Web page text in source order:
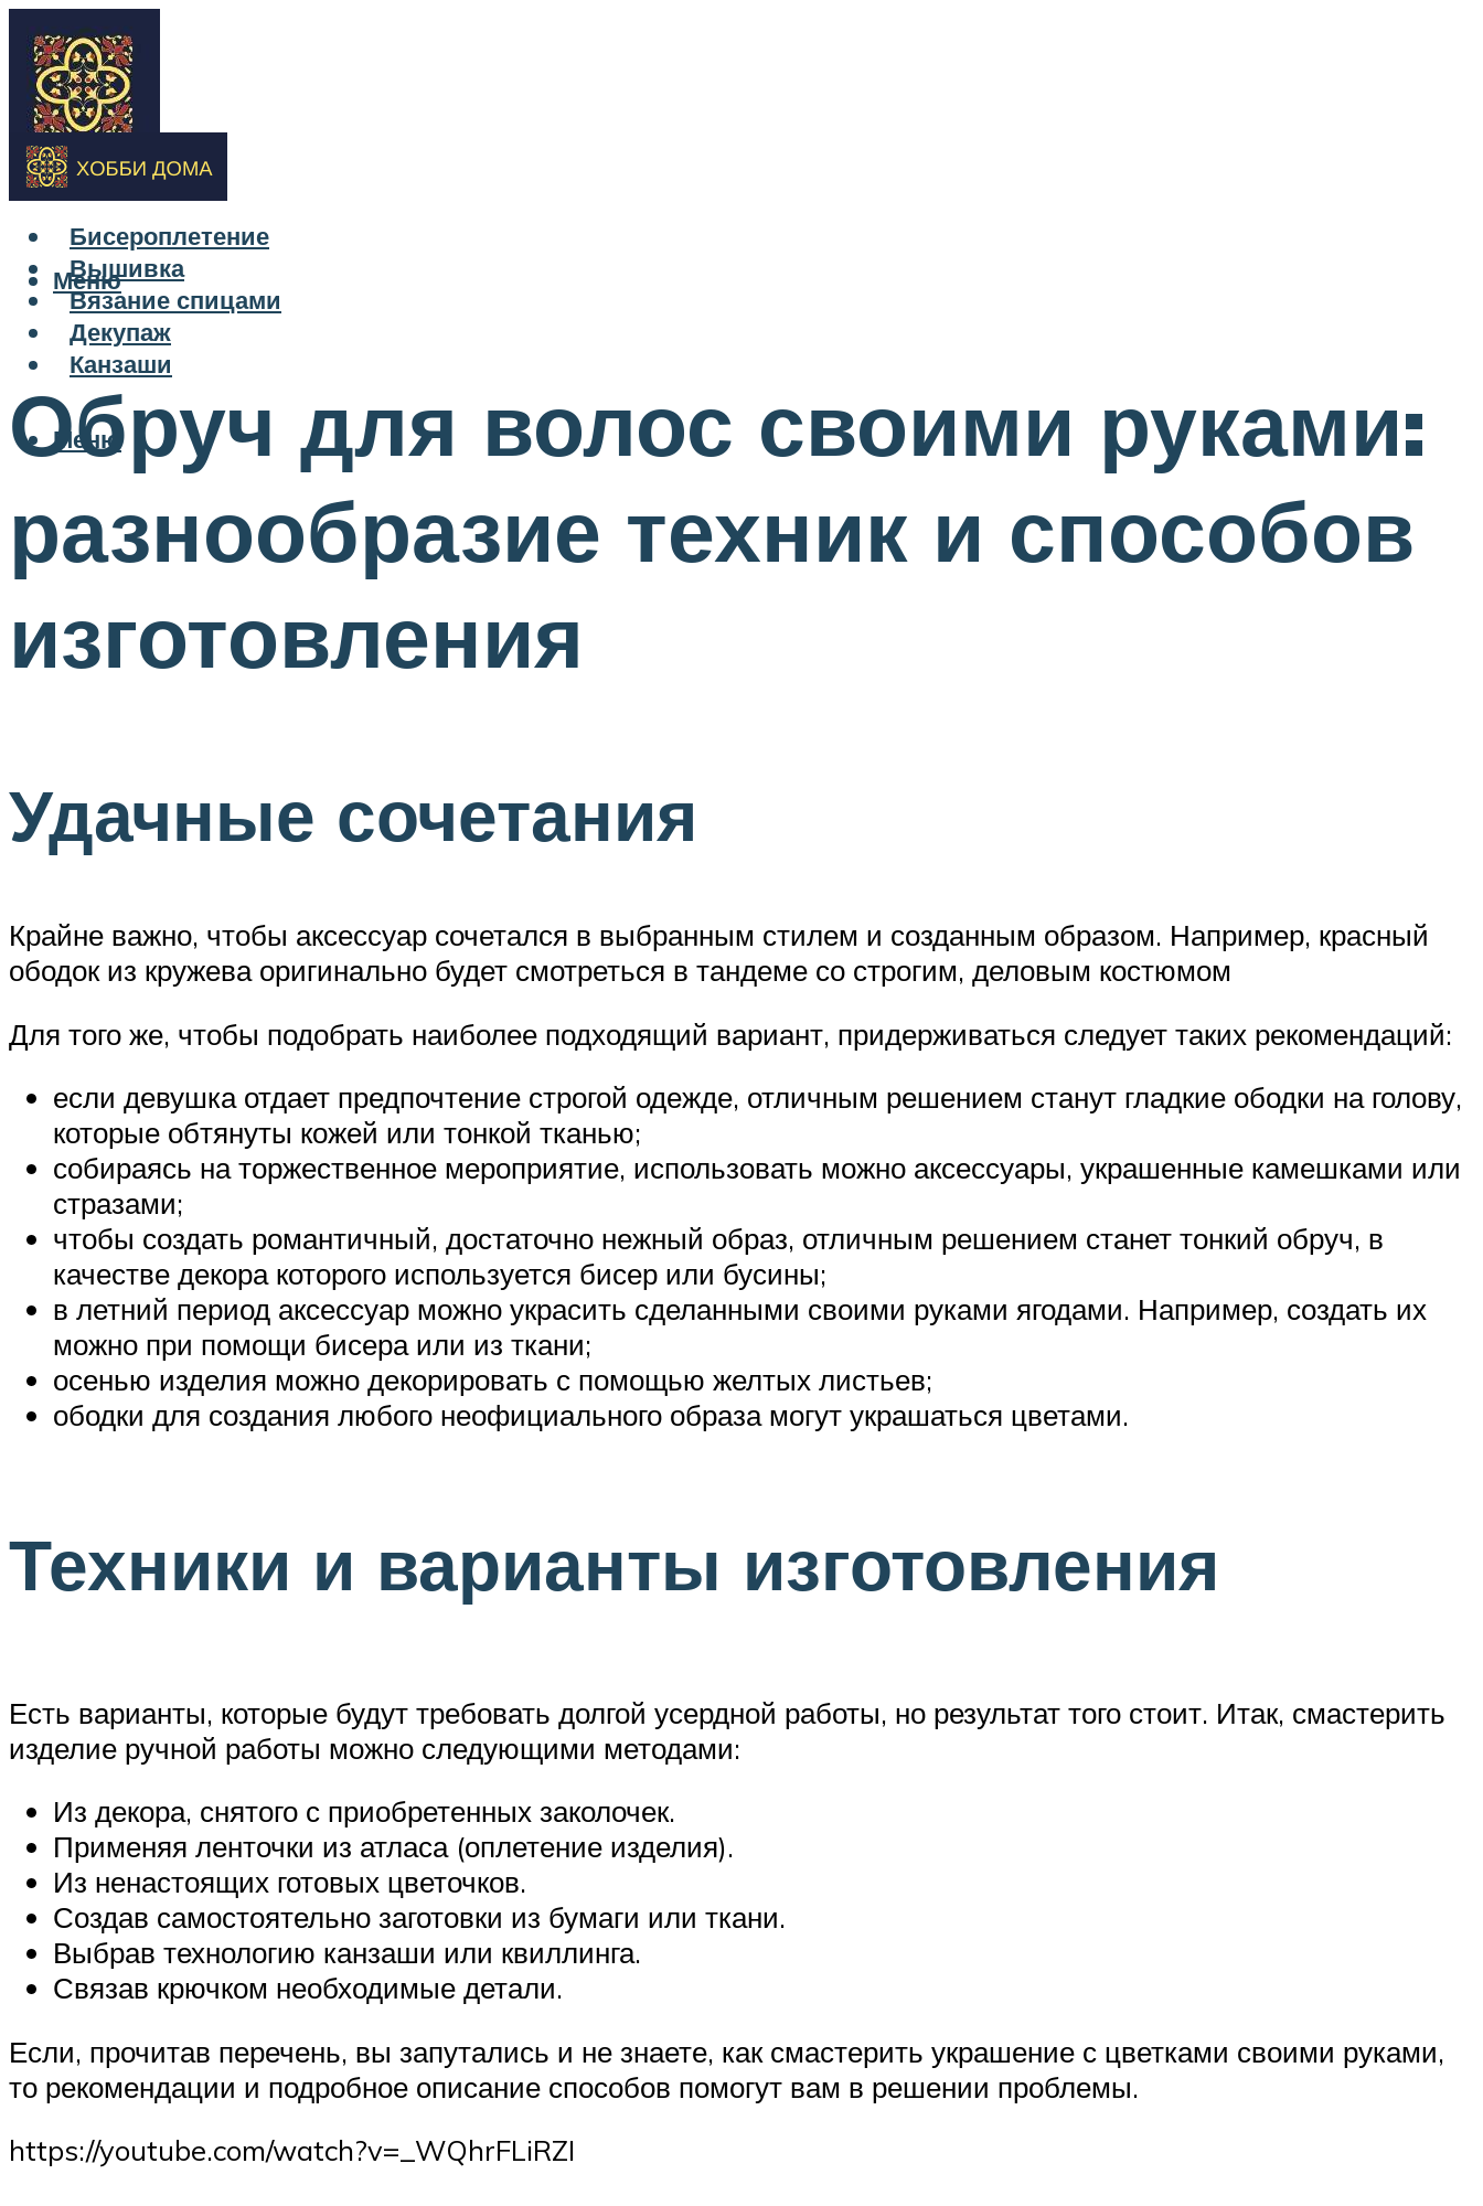
Бисероплетение
Вышивка
Вязание спицами
Декупаж
Канзаши
Меню
Меню
Обруч для волос своими руками:
разнообразие техник и способов
изготовления
Удачные сочетания
Крайне важно, чтобы аксессуар сочетался в выбранным стилем и созданным образом. Например, красный
ободок из кружева оригинально будет смотреться в тандеме со строгим, деловым костюмом
Для того же, чтобы подобрать наиболее подходящий вариант, придерживаться следует таких рекомендаций:
если девушка отдает предпочтение строгой одежде, отличным решением станут гладкие ободки на голову,
которые обтянуты кожей или тонкой тканью;
собираясь на торжественное мероприятие, использовать можно аксессуары, украшенные камешками или
стразами;
чтобы создать романтичный, достаточно нежный образ, отличным решением станет тонкий обруч, в
качестве декора которого используется бисер или бусины;
в летний период аксессуар можно украсить сделанными своими руками ягодами. Например, создать их
можно при помощи бисера или из ткани;
осенью изделия можно декорировать с помощью желтых листьев;
ободки для создания любого неофициального образа могут украшаться цветами.
Техники и варианты изготовления
Есть варианты, которые будут требовать долгой усердной работы, но результат того стоит. Итак, смастерить
изделие ручной работы можно следующими методами:
Из декора, снятого с приобретенных заколочек.
Применяя ленточки из атласа (оплетение изделия).
Из ненастоящих готовых цветочков.
Создав самостоятельно заготовки из бумаги или ткани.
Выбрав технологию канзаши или квиллинга.
Связав крючком необходимые детали.
Если, прочитав перечень, вы запутались и не знаете, как смастерить украшение с цветками своими руками,
то рекомендации и подробное описание способов помогут вам в решении проблемы.
https://youtube.com/watch?v=_WQhrFLiRZI